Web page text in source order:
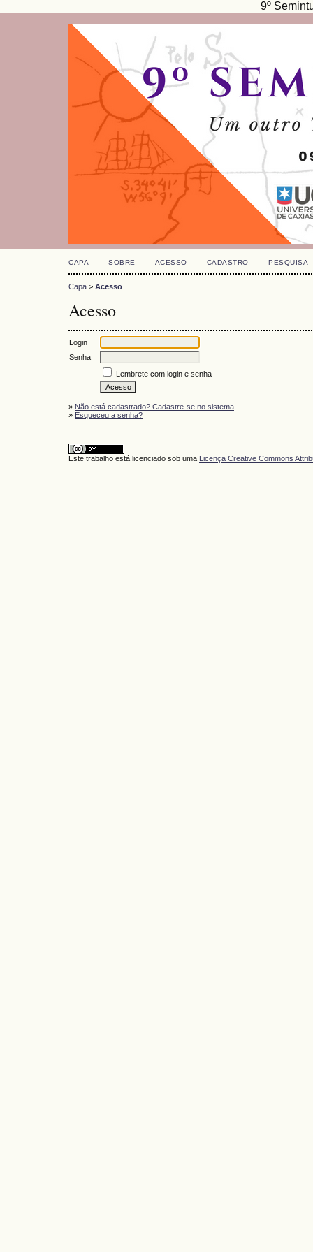
9º
CAPA SOBRE ACESSO CADASTRO PESQUISA
Capa > Acesso
Acesso
Login
Senha
Lembrete com login e senha
» Não está cadastrado? Cadastre-se no sistema
» Esqueceu a senha?
Este trabalho está licenciado sob uma Licença Creative Commons